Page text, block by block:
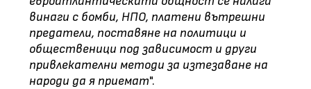
винаги с бомби, НПО, платени вътрешни
предатели, поставяне на политици и
общественици под зависимост и други
привлекателни методи за изтезаване на
народи да я приемат".